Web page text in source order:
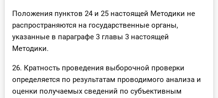
Положения пунктов 24 и 25 настоящей Методики не
распространяются на государственные органы,
указанные в параграфе 3 главы 3 настоящей
Методики.
26. Кратность проведения выборочной проверки
определяется по результатам проводимого анализа и
оценки получаемых сведений по субъективным